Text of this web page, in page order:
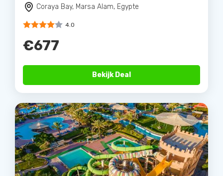
Coraya Bay, Marsa Alam, Egypte
4.0
€677
Bekijk Deal